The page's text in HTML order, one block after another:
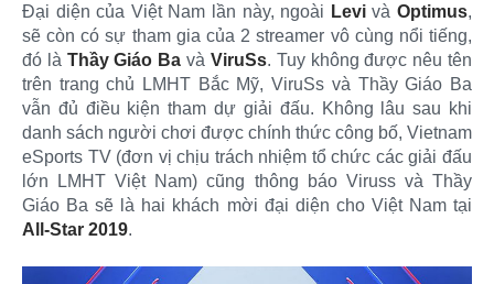
Đại diện của Việt Nam lần này, ngoài LevivàOptimus,
sẽ còn có sự tham gia của 2 streamer vô cùng nổi tiếng,
đó là Thầy Giáo Ba và ViruSs. Tuy không được nêu tên
trên trang chủ LMHT Bắc Mỹ, ViruSs và Thầy Giáo Ba
vẫn đủ điều kiện tham dự giải đấu. Không lâu sau khi
danh sách người chơi được chính thức công bố, Vietnam
eSports TV (đơn vị chịu trách nhiệm tổ chức các giải đấu
lớn LMHT Việt Nam) cũng thông báo Viruss và Thầy
Giáo Ba sẽ là hai khách mời đại diện cho Việt Nam tại
All-Star 2019.